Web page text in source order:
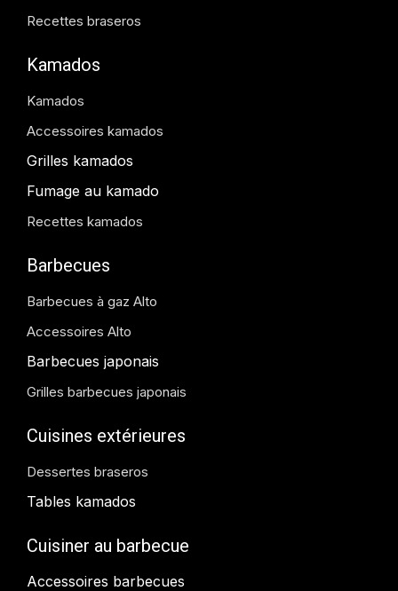
Recettes braseros
Kamados
Kamados
Accessoires kamados
Grilles kamados
Fumage au kamado
Recettes kamados
Barbecues
Barbecues à gaz Alto
Accessoires Alto
Barbecues japonais
Grilles barbecues japonais
Cuisines extérieures
Dessertes braseros
Tables kamados
Cuisiner au barbecue
Accessoires barbecues